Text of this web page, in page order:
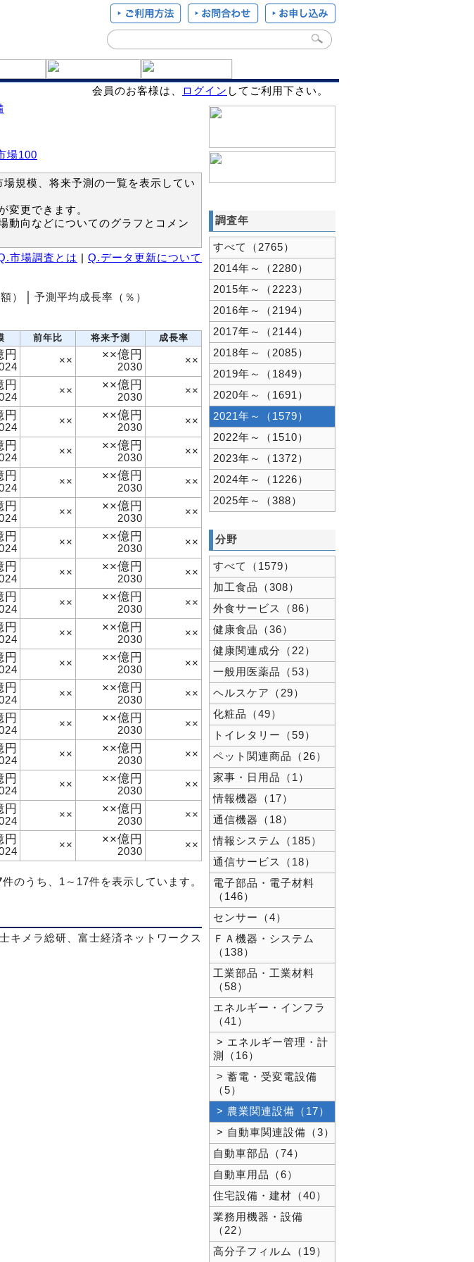
会員のお客様は、 ログイン してご利用下さい。
規模、将来予測の一覧を表示してい
変更できます。
動向などについてのグラフとコメン
市場調査とは
Q.データ更新について
）
予測平均成長率（％）
前年比 将来予測 成長率
円 ×× ××億円
2030
××
円 ×× ××億円
2030
××
円 ×× ××億円
2030
××
円 ×× ××億円
2030
××
円 ×× ××億円
2030
××
円 ×× ××億円
2030
××
円 ×× ××億円
2030
××
円 ×× ××億円
2030
××
円 ×× ××億円
2030
××
円 ×× ××億円
2030
××
円 ×× ××億円
2030
××
円 ×× ××億円
2030
××
円 ×× ××億円
2030
××
円 ×× ××億円
2030
××
円 ×× ××億円
2030
××
円 ×× ××億円
2030
××
円 ×× ××億円
2030
××
件のうち、1～17件を表示しています。
キメラ総研、富士経済ネットワークス
調査年
すべて（2765）
2014年～（2280）
2015年～（2223）
2016年～（2194）
2017年～（2144）
2018年～（2085）
2019年～（1849）
2020年～（1691）
2021年～（1579）
2022年～（1510）
2023年～（1372）
2024年～（1226）
2025年～（388）
分野
すべて（1579）
加工食品（308）
外食サービス（86）
健康食品（36）
健康関連成分（22）
一般用医薬品（53）
ヘルスケア（29）
化粧品（49）
トイレタリー（59）
ペット関連商品（26）
家事・日用品（1）
情報機器（17）
通信機器（18）
情報システム（185）
通信サービス（18）
電子部品・電子材料
（146）
センサー（4）
ＦＡ機器・システム
（138）
工業部品・工業材料
（58）
エネルギー・インフラ
（41）
> エネルギー管理・計
測（16）
> 蓄電・受変電設備
（5）
> 農業関連設備（17）
> 自動車関連設備（3）
自動車部品（74）
自動車用品（6）
住宅設備・建材（40）
業務用機器・設備
（22）
高分子フィルム（19）